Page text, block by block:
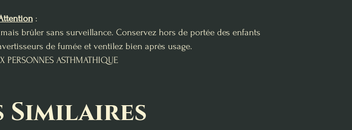
:
brûler sans surveillance. Conservez hors de portée des enfants
de fumée et ventilez bien après usage.
PERSONNES ASTHMATHIQUE